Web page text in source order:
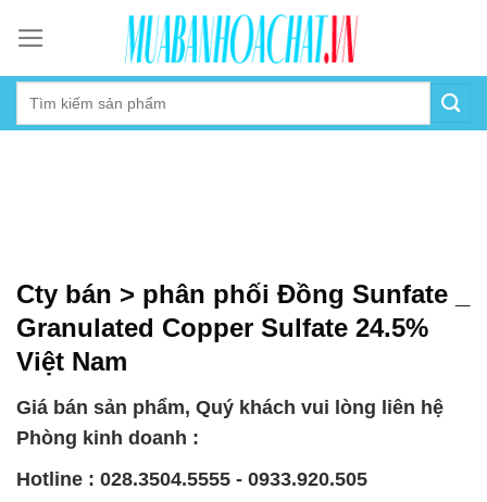
content
Cty bán > phân phối Đồng Sunfate _
Granulated Copper Sulfate 24.5%
Việt Nam
Giá bán sản phẩm, Quý khách vui lòng liên hệ
Phòng kinh doanh :
Hotline : 028.3504.5555 - 0933.920.505